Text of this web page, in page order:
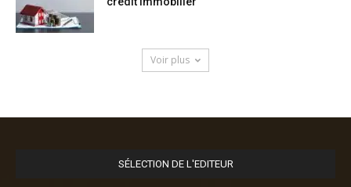
Voir plus
SÉLECTION DE L'EDITEUR